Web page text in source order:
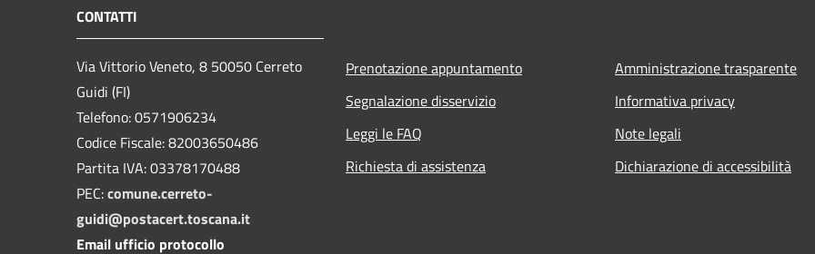
CONTATTI
Via Vittorio Veneto, 8 50050 Cerreto
Guidi (FI)
Telefono: 0571906234
Codice Fiscale: 82003650486
Partita IVA: 03378170488
PEC:comune.cerreto-
guidi@postacert.toscana.it
Email ufficio protocollo
Prenotazione appuntamento
Segnalazione disservizio
Leggi le FAQ
Richiesta di assistenza
Amministrazione trasparente
Informativa privacy
Note legali
Dichiarazione di accessibilità